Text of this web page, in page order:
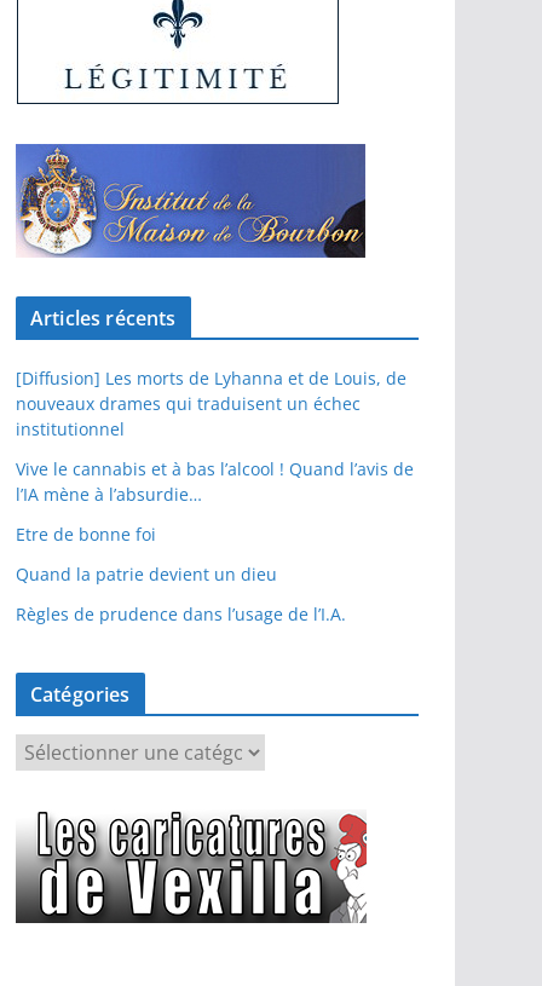
Articles récents
[Diffusion] Les morts de Lyhanna et de Louis, de
nouveaux drames qui traduisent un échec
institutionnel
Vive le cannabis et à bas l’alcool ! Quand l’avis de
l’IA mène à l’absurdie…
Etre de bonne foi
Quand la patrie devient un dieu
Règles de prudence dans l’usage de l’I.A.
Catégories
é
g
o
r